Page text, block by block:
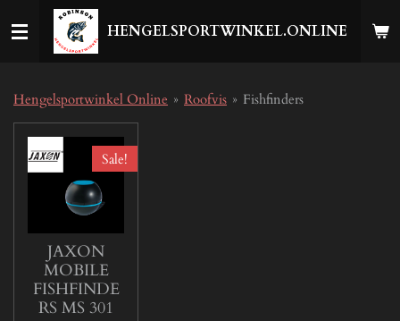
direct
hoofdinhoud
HENGELSPORTWINKEL.ONLINE
Hengelsportwinkel Online » Roofvis » Fishfinders
Sale!
JAXON
MOBILE
FISHFINDE
RS MS 301